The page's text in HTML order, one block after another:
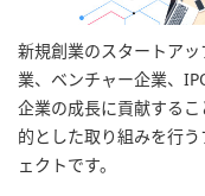
新規創業のスタートアッ
業、ベンチャー企業、
企業の成長に貢献するこ
的とした取り組みを行う
ェクトです。